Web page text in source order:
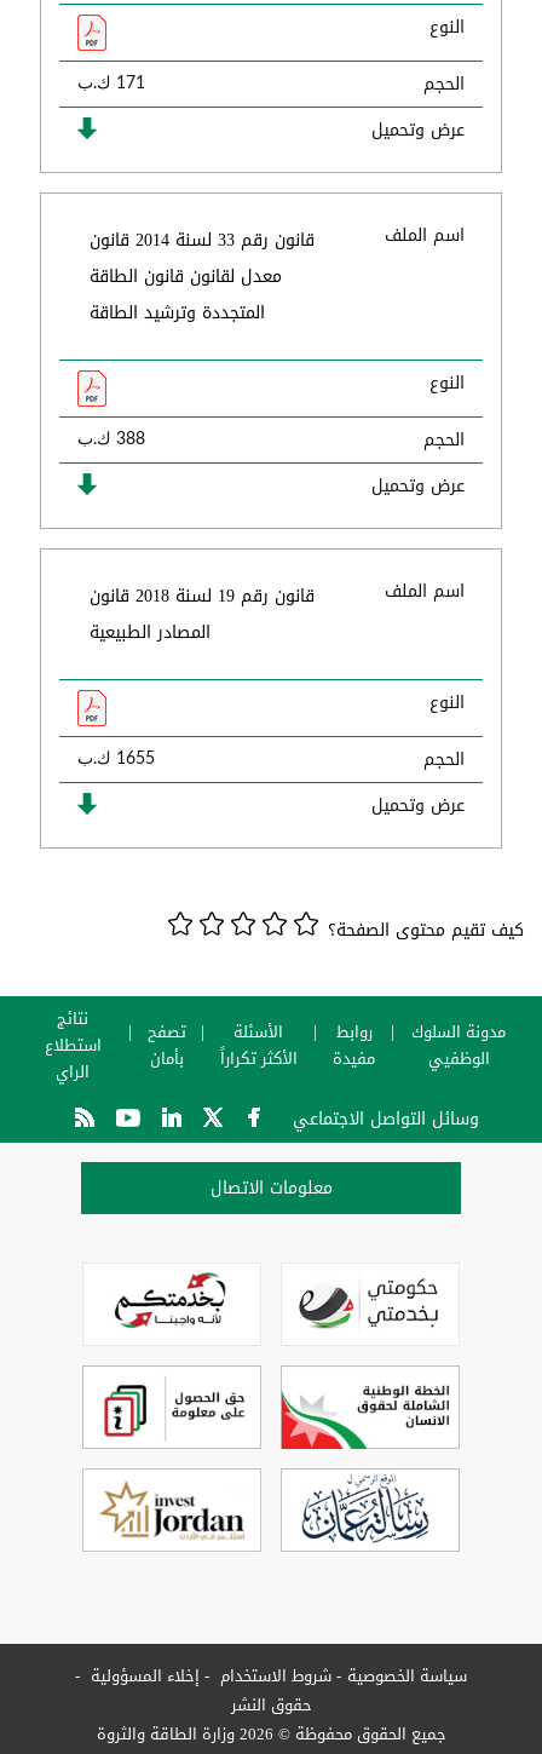
النوع
الحجم
171 ك.ب
عرض وتحميل
اسم الملف
قانون رقم 33 لسنة 2014 قانون
معدل لقانون قانون الطاقة
المتجددة وترشيد الطاقة
النوع
الحجم
388 ك.ب
عرض وتحميل
اسم الملف
قانون رقم 19 لسنة 2018 قانون
المصادر الطبيعية
النوع
الحجم
1655 ك.ب
عرض وتحميل
كيف تقيم محتوى الصفحة؟
مدونة السلوك
الوظفيي
روابط
مفيدة
الأسئلة
الأكثر تكراراً
تصفح
بأمان
نتائج
استطلاع
الراي
وسائل التواصل الاجتماعي
معلومات الاتصال
سياسة الخصوصية شروط الاستخدام
إخلاء المسؤولية
حقوق النشر
جميع الحقوق محفوظة © 2026 وزارة الطاقة والثروة